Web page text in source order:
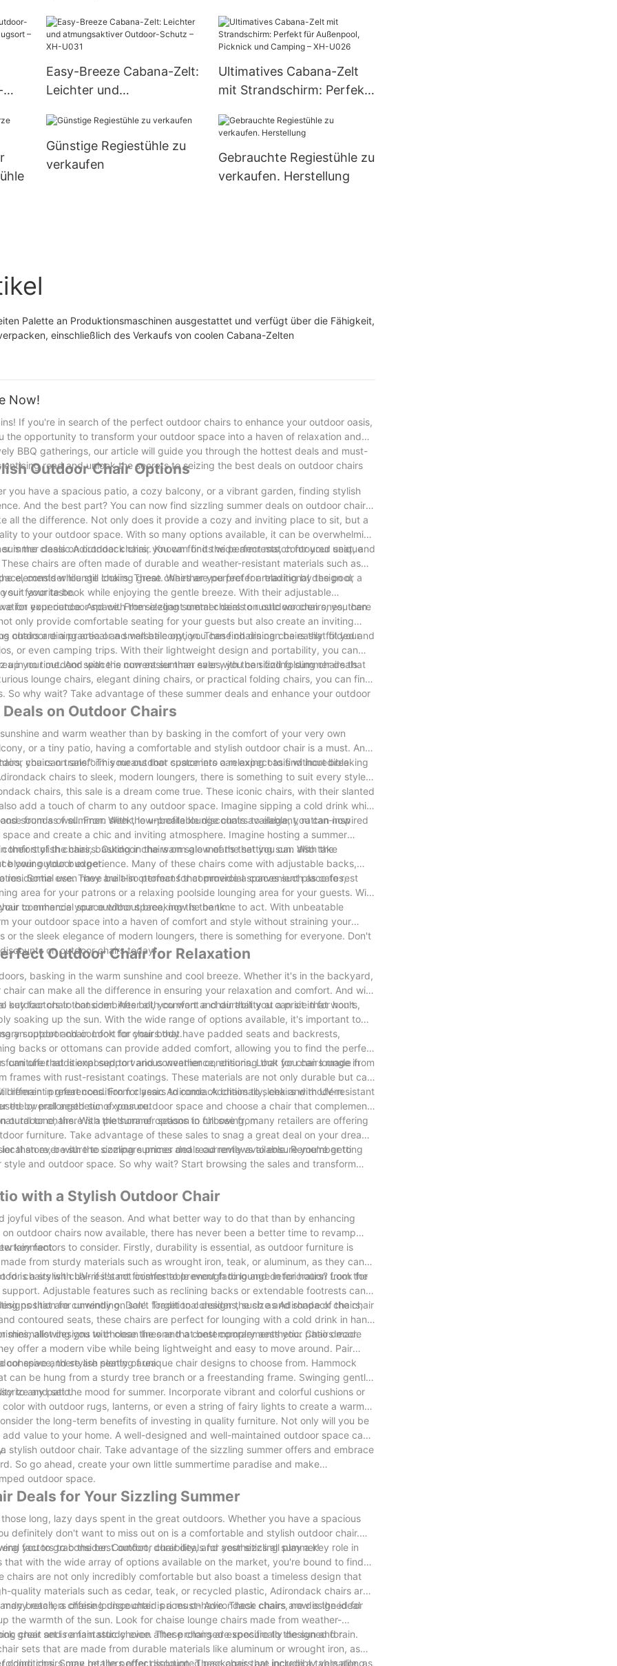
Sonnenschutz – XH-U027
Sonnenschutz mit
Quasten – XH-U028
Easy-Breeze Cabana-Zelt:
Leichter und
Schutz – XH-U031
Ultimatives Cabana-Zelt
mit Strandschirm: Perfekt
und Camping – XH-U026
Günstige Regiestühle zu
verkaufen
Gebrauchte Regiestühle zu
verkaufen. Herstellung
Palette an Produktionsmaschinen ausgestattet und verfügt über die Fähigkeit,
einschließlich des Verkaufs von coolen Cabana-Zelten
Now!
If you're in search of the perfect outdoor chairs to enhance your outdoor oasis,
the opportunity to transform your outdoor space into a haven of relaxation and
BBQ gatherings, our article will guide you through the hottest deals and must-
read and unlock the secrets to seizing the best deals on outdoor chairs
Outdoor Chair Options
you have a spacious patio, a cozy balcony, or a vibrant garden, finding stylish
And the best part? You can now find sizzling summer deals on outdoor chairs
all the difference. Not only does it provide a cozy and inviting place to sit, but a
to your outdoor space. With so many options available, it can be overwhelming
deals on outdoor chairs, you can find the perfect match for your unique
is the classic Adirondack chair. Known for its wide armrests, contoured seat, and
chairs are often made of durable and weather-resistant materials such as
elements while still looking great. Whether you prefer a traditional design or a
suit your taste.
consider lounge chairs. These chairs are perfect for relaxing by the pool,
favorite book while enjoying the gentle breeze. With their adjustable
experience. And with the sizzling summer deals on outdoor chairs, you can
for your outdoor space. From elegant metal chairs to rustic wooden ones, there
only provide comfortable seating for your guests but also create an inviting
outdoor dining area or a small balcony, you can find dining chairs that fit your
chairs are a practical and versatile option. These chairs can be easily folded and
or even camping trips. With their lightweight design and portability, you can
in no time. And with the current summer sales, you can find folding chairs that
your outdoor space is now easier than ever with the sizzling summer deals
lounge chairs, elegant dining chairs, or practical folding chairs, you can find
why wait? Take advantage of these summer deals and enhance your outdoor
on Outdoor Chairs
and warm weather than by basking in the comfort of your very own
or a tiny patio, having a comfortable and stylish outdoor chair is a must. And
you can transform your outdoor space into a relaxing oasis without breaking
chairs on sale." This means that customers can expect to find incredible
chairs to sleek, modern loungers, there is something to suit every style
chairs, this sale is a dream come true. These iconic chairs, with their slanted
add a touch of charm to any outdoor space. Imagine sipping a cold drink while
sounds of summer. With the unbeatable discounts available, you can now
from as well. From sleek, low-profile lounge chairs to elegant, rattan-inspired
and create a chic and inviting atmosphere. Imagine hosting a summer
stylish chairs, basking in the warm glow of the setting sun. With the
blowing your budget.
of the chairs. Outdoor chairs on sale means that you can also take
your outdoor experience. Many of these chairs come with adjustable backs,
Some even have built-in ottomans that provide a convenient place to rest
use. They are also perfect for commercial spaces such as cafes,
area for your patrons or a relaxing poolside lounging area for your guests. With
commercial space without breaking the bank.
to enhance your outdoor space, now is the time to act. With unbeatable
your outdoor space into a haven of comfort and style without straining your
the sleek elegance of modern loungers, there is something for everyone. Don't
on outdoor chairs today!
Outdoor Chair for Relaxation
basking in the warm sunshine and cool breeze. Whether it's in the backyard,
can make all the difference in ensuring your relaxation and comfort. And with
outdoor chair that combines both comfort and durability at a price that won't
factors to consider. After all, you want a chair that you can sit in for hours,
soaking up the sun. With the wide range of options available, it's important to
support and comfort for your body.
an outdoor chair. Look for chairs that have padded seats and backrests,
backs or ottomans can provide added comfort, allowing you to find the perfect
can offer additional support and convenience, ensuring that you can lounge in
that is exposed to various weather conditions. Look for chairs made from
frames with rust-resistant coatings. These materials are not only durable but can
remain in great condition for years to come. Additionally, chairs with UV-resistant
by prolonged sun exposure.
preferences. From classic Adirondack chairs to sleek and modern
the overall aesthetic of your outdoor space and choose a chair that complements
tone, there is a plethora of options to choose from.
chairs. With the summer season in full swing, many retailers are offering
furniture. Take advantage of these sales to snag a great deal on your dream
store, be sure to compare prices and read reviews to ensure you're getting
than ever with the sizzling summer deals currently available. Remember to
and outdoor space. So why wait? Start browsing the sales and transform
with a Stylish Outdoor Chair
joyful vibes of the season. And what better way to do that than by enhancing
outdoor chairs now available, there has never been a better time to revamp
key factors to consider. Firstly, durability is essential, as outdoor furniture is
from sturdy materials such as wrought iron, teak, or aluminum, as they can
chairs with UV-resistant finishes to prevent fading and deterioration from the
is a stylish chair if it's not comfortable enough to lounge in for hours? Look for
Adjustable features such as reclining backs or extendable footrests can
position for unwinding. Don't forget to consider the size and shape of the chair
that are currently on sale. Traditional designs, such as Adirondack chairs,
contoured seats, these chairs are perfect for lounging with a cold drink in hand
allowing you to choose the one that best complements your patio decor.
designs with clean lines and a contemporary aesthetic. Chairs made
offer a modern vibe while being lightweight and easy to move around. Pair
and stylish seating area.
space, there are plenty of unique chair designs to choose from. Hammock
be hung from a sturdy tree branch or a freestanding frame. Swinging gently
to any patio.
and set the mood for summer. Incorporate vibrant and colorful cushions or
with outdoor rugs, lanterns, or even a string of fairy lights to create a warm
the long-term benefits of investing in quality furniture. Not only will you be
value to your home. A well-designed and well-maintained outdoor space can
stylish outdoor chair. Take advantage of the sizzling summer offers and embrace
So go ahead, create your own little summertime paradise and make
outdoor space.
Deals for Your Sizzling Summer
long, lazy days spent in the great outdoors. Whether you have a spacious
definitely don't want to miss out on is a comfortable and stylish outdoor chair.
you to grab the best outdoor chair deals for your sizzling summer!
factors to consider. Comfort, durability, and aesthetics all play a key role in
with the wide array of options available on the market, you're bound to find
are not only incredibly comfortable but also boast a timeless design that
quality materials such as cedar, teak, or recycled plastic, Adirondack chairs are
retailers offering discounted prices on Adirondack chairs, now is the ideal
beach, a chaise lounge chair is a must-have. These chairs are designed for
the warmth of the sun. Look for chaise lounge chairs made from weather-
great and remain sturdy even after prolonged exposure to the sun and rain.
chair set is a fantastic choice. These chairs are specifically designed for
sets that are made from durable materials like aluminum or wrought iron, as
Some retailers offer discounted packages that include a table along
chairs may be the perfect solution. These chairs are incredibly versatile, as